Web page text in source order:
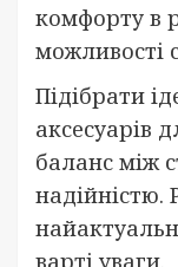
комфорту в
можливості
Підібрати
аксесуарів
баланс між
надійністю.
варті уваги.